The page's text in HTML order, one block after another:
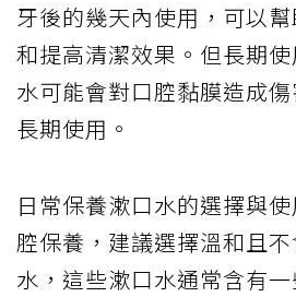
牙後的幾天內使用，可以
和提高清潔效果。但長期
水可能會對口腔黏膜造成
長期使用。
日常保養漱口水的選擇與
腔保養，建議選擇溫和且
水，這些漱口水通常含有